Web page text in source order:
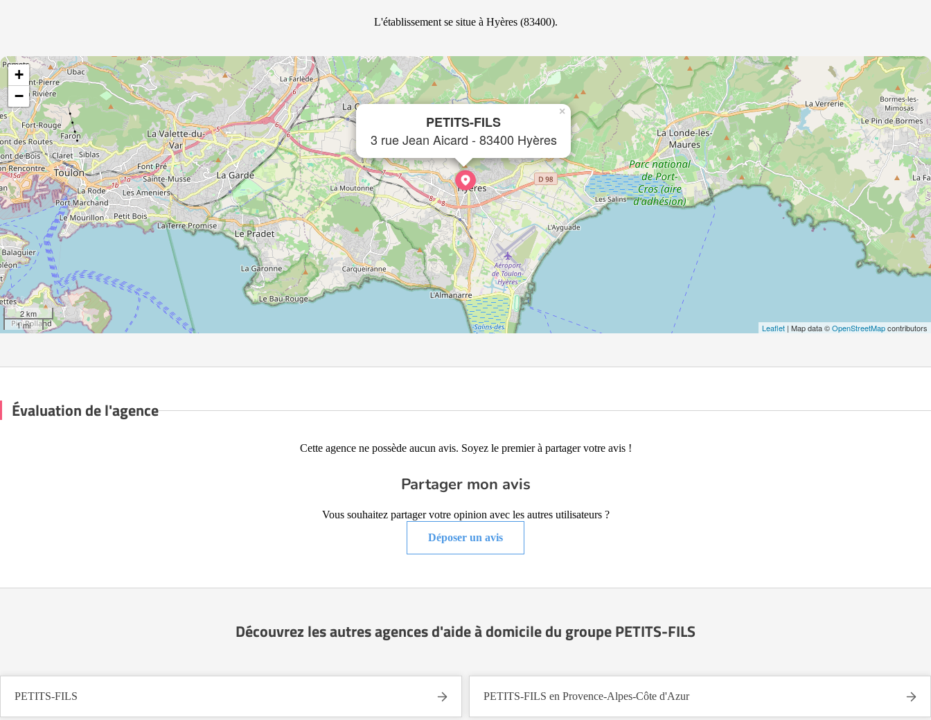
L'établissement se situe à Hyères (83400).
PETITS-FILS
3 rue Jean Aicard - 83400 Hyères
×
+
−
2 km
1 mi
Leaflet | Map data ©OpenStreetMapcontributors
Évaluation de l'agence
Cette agence ne possède aucun avis. Soyez le premier à partager votre avis !
Partager mon avis
Vous souhaitez partager votre opinion avec les autres utilisateurs ?
Déposer un avis
Découvrez les autres agences d'aide à domicile du groupe PETITS-FILS
PETITS-FILS PETITS-FILS en Provence-Alpes-Côte d'Azur